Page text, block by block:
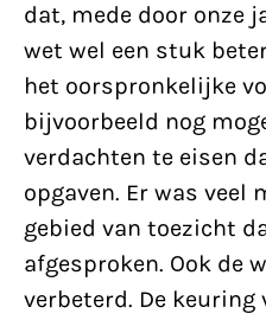
dat, mede door onze
wet wel een stuk
het oorspronkelijke
bijvoorbeeld nog
verdachten te eisen
opgaven. Er was veel
gebied van toezicht
afgesproken. Ook de
verbeterd. De keuring